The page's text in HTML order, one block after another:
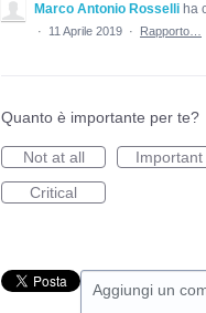
Marco Antonio Rosselli ha
· 11 Aprile 2019 · Rapporto…
Quanto è importante per te?
Not at all
Important
Critical
Aggiungi un